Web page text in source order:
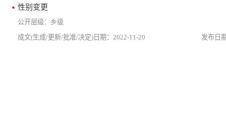
性别变更
乡级
2022-11-20